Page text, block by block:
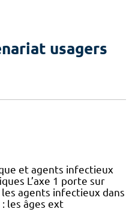
usagers
et agents infectieux
L’axe 1 porte sur
agents infectieux dans
les âges ext